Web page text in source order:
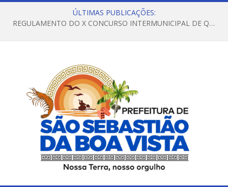
ÚLTIMAS PUBLICAÇÕES:
REGULAMENTO DO X CONCURSO INTERMUNICIPAL DE QUADRILHAS JUNINAS – 2026 – ARRAIÁ DA VENEZA